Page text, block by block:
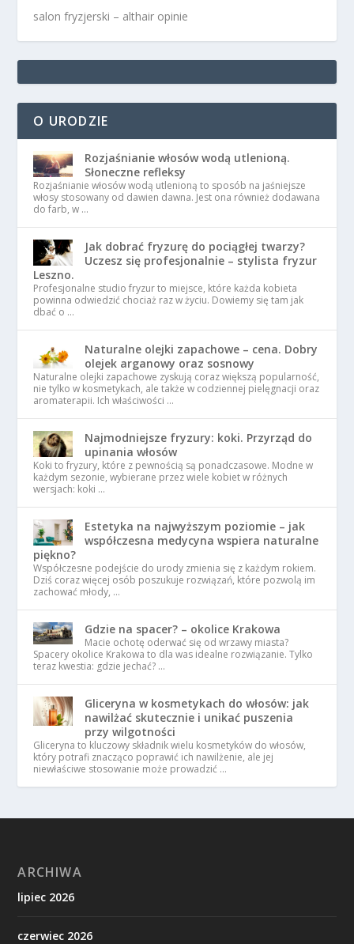
salon fryzjerski – althair opinie
O URODZIE
Rozjaśnianie włosów wodą utlenioną.
Słoneczne refleksy
Rozjaśnianie włosów wodą utlenioną to sposób na jaśniejsze
włosy stosowany od dawien dawna. Jest ona również dodawana
do farb, w …
Jak dobrać fryzurę do pociągłej twarzy?
Uczesz się profesjonalnie – stylista fryzur
Leszno.
Profesjonalne studio fryzur to miejsce, które każda kobieta
powinna odwiedzić chociaż raz w życiu. Dowiemy się tam jak
dbać o …
Naturalne olejki zapachowe – cena. Dobry
olejek arganowy oraz sosnowy
Naturalne olejki zapachowe zyskują coraz większą popularność,
nie tylko w kosmetykach, ale także w codziennej pielęgnacji oraz
aromaterapii. Ich właściwości …
Najmodniejsze fryzury: koki. Przyrząd do
upinania włosów
Koki to fryzury, które z pewnością są ponadczasowe. Modne w
każdym sezonie, wybierane przez wiele kobiet w różnych
wersjach: koki …
Estetyka na najwyższym poziomie – jak
współczesna medycyna wspiera naturalne
piękno?
Współczesne podejście do urody zmienia się z każdym rokiem.
Dziś coraz więcej osób poszukuje rozwiązań, które pozwolą im
zachować młody, …
Gdzie na spacer? – okolice Krakowa
Macie ochotę oderwać się od wrzawy miasta?
Spacery okolice Krakowa to dla was idealne rozwiązanie. Tylko
teraz kwestia: gdzie jechać? …
Gliceryna w kosmetykach do włosów: jak
nawilżać skutecznie i unikać puszenia
przy wilgotności
Gliceryna to kluczowy składnik wielu kosmetyków do włosów,
który potrafi znacząco poprawić ich nawilżenie, ale jej
niewłaściwe stosowanie może prowadzić …
ARCHIWA
lipiec 2026
czerwiec 2026